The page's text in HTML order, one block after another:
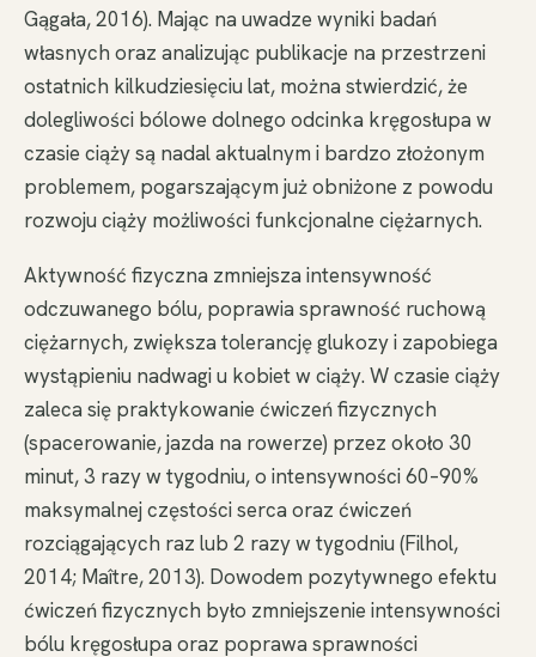
Gągała, 2016). Mając na uwadze wyniki badań
własnych oraz analizując publikacje na przestrzeni
ostatnich kilkudziesięciu lat, można stwierdzić, że
dolegliwości bólowe dolnego odcinka kręgosłupa w
czasie ciąży są nadal aktualnym i bardzo złożonym
problemem, pogarszającym już obniżone z powodu
rozwoju ciąży możliwości funkcjonalne ciężarnych.
Aktywność fizyczna zmniejsza intensywność
odczuwanego bólu, poprawia sprawność ruchową
ciężarnych, zwiększa tolerancję glukozy i zapobiega
wystąpieniu nadwagi u kobiet w ciąży. W czasie ciąży
zaleca się praktykowanie ćwiczeń fizycznych
(spacerowanie, jazda na rowerze) przez około 30
minut, 3 razy w tygodniu, o intensywności 60–90%
maksymalnej częstości serca oraz ćwiczeń
rozciągających raz lub 2 razy w tygodniu (Filhol,
2014; Maître, 2013). Dowodem pozytywnego efektu
ćwiczeń fizycznych było zmniejszenie intensywności
bólu kręgosłupa oraz poprawa sprawności